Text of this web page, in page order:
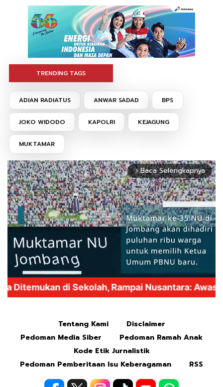
TRENDING TAGS
ADIAN RADIATUS ANWAR SADAD BPS
JOKO WIDODO KAPOLRI KEJAGUNG
MUKTAMAR
arrow_forward_ios Baca Selengkapnya
Tentang Kami
Disclaimer
Pedoman Media Siber
Pedoman Ramah Anak
Kode Etik Jurnalistik
Pedoman Pemberitaan Isu Keberagaman
RSS